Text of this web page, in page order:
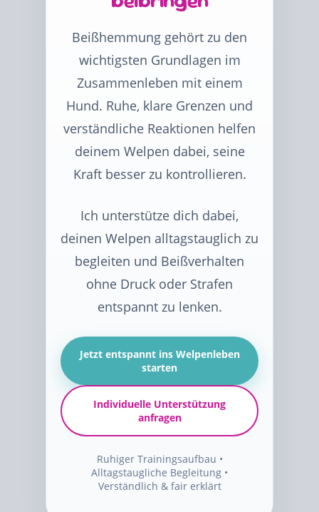
Beißhemmung gehört zu den
wichtigsten Grundlagen im
Zusammenleben mit einem
Hund. Ruhe, klare Grenzen und
verständliche Reaktionen helfen
deinem Welpen dabei, seine
Kraft besser zu kontrollieren.
Ich unterstütze dich dabei,
deinen Welpen alltagstauglich zu
begleiten und Beißverhalten
ohne Druck oder Strafen
entspannt zu lenken.
Jetzt entspannt ins Welpenleben
starten
Individuelle Unterstützung
anfragen
Ruhiger Trainingsaufbau •
Alltagstaugliche Begleitung •
Verständlich & fair erklärt